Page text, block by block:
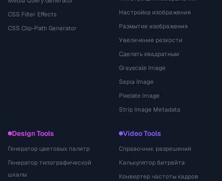
CSS Filter Effects
CSS Clip-Path Generator
Настройка изображения
Размытие изображения
Увеличение резкости
Сделать квадратным
Grayscale Image
Sepia Image
Pixelate Image
Strip Image Metadata
Design Tools
Генератор цветовых палитр
Генератор типографической
шкалы
Video Tools
Справочник разрешений
Калькулятор битрейта
Конвертер частоты кадров